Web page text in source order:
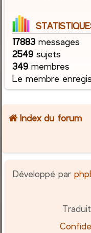
17883 messages
2549 sujets
349 membres
Le membre
Index du forum
Développé par